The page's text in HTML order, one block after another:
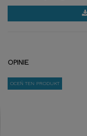
OPINIE
OCEŃ TEN PRODUKT